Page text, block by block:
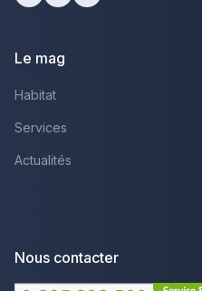
Le mag
Habitat
Services
Actualités
Nous contacter